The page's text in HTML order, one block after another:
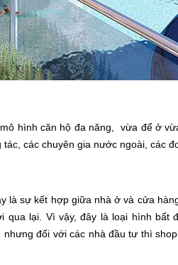
hình căn hộ đa năng, vừa để ở
các chuyên gia nước ngoài, các
là sự kết hợp giữa nhà ở và cửa
lại. Vì vậy, đây là loại hình bất
đối với các nhà đầu tư thì